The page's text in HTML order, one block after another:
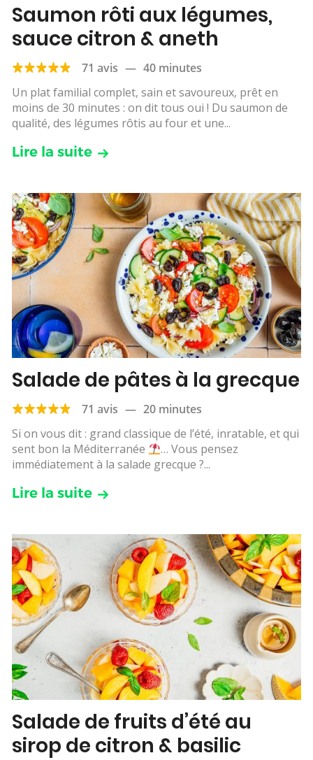
Saumon rôti aux légumes,
sauce citron & aneth
71 avis — 40 minutes
Un plat familial complet, sain et savoureux, prêt en
moins de 30 minutes : on dit tous oui ! Du saumon de
qualité, des légumes rôtis au four et une...
Lire la suite
Salade de pâtes à la grecque
71 avis — 20 minutes
Si on vous dit : grand classique de l’été, inratable, et qui
sent bon la Méditerranée
… Vous pensez
immédiatement à la salade grecque ?...
Lire la suite
Salade de fruits d’été au
sirop de citron & basilic